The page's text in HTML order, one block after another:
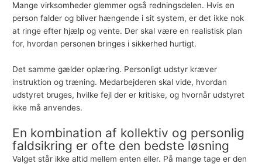
Mange virksomheder glemmer også redningsdelen. Hvis en
person falder og bliver hængende i sit system, er det ikke nok
at ringe efter hjælp og vente. Der skal være en realistisk plan
for, hvordan personen bringes i sikkerhed hurtigt.
Det samme gælder oplæring. Personligt udstyr kræver
instruktion og træning. Medarbejderen skal vide, hvordan
udstyret bruges, hvilke fejl der er kritiske, og hvornår udstyret
ikke må anvendes.
En kombination af kollektiv og personlig
faldsikring er ofte den bedste løsning
Valget står ikke altid mellem enten eller. På mange tage er den